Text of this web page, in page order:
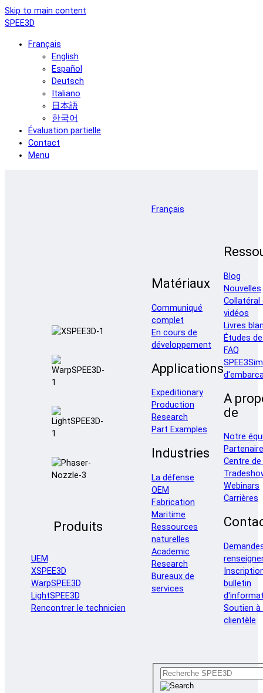
Skip to main content
SPEE3D
Français
English
Español
Deutsch
Italiano
日本語
한국어
Évaluation partielle
Contact
Menu
Produits
UEM
XSPEE3D
WarpSPEE3D
LightSPEE3D
Rencontrer le technicien
Français
Matériaux
Communiqué
complet
En cours de
développement
Applications
Expeditionary
Production
Research
Part Examples
Industries
La défense
OEM
Fabrication
Maritime
Ressources
naturelles
Academic
Research
Bureaux de
services
Blog
Nouvelles
Collatéral
vidéos
Livres
Études
FAQ
A
de
Notre
Centre
Webinars
Carrières
bulletin
Soutien à
clientèle